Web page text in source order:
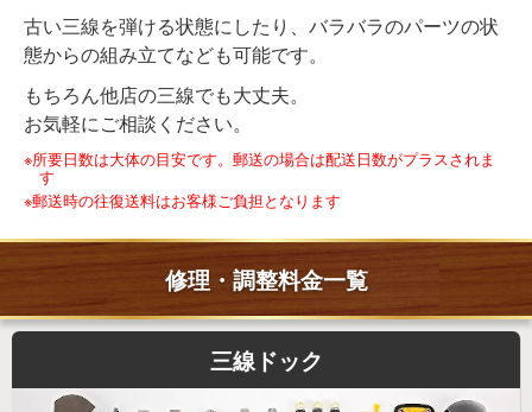
古い三線を弾ける状態にしたり、バラバラのパーツの状
態からの組み立てなども可能です。
もちろん他店の三線でも大丈夫。
お気軽にご相談ください。
※所要日数は大体の目安です。郵送の場合は配送日数がプラスされま
す
※郵送時の往復送料はお客様ご負担となります
修理・調整料金一覧
三線ドック